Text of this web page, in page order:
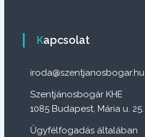
v
Kapcsolat
iroda@szentjanosbogar.hu
Szentjánosbogár KHE
1085 Budapest, Mária u. 25.
Ügyfélfogadás általában